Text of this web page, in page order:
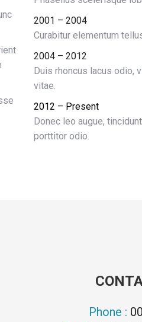
2001 – 2004
Curabitur elementum
2004 – 2012
Duis rhoncus lacus odio,
vitae.
2012 – Present
Donec leo augue,
porttitor odio.
Phone :